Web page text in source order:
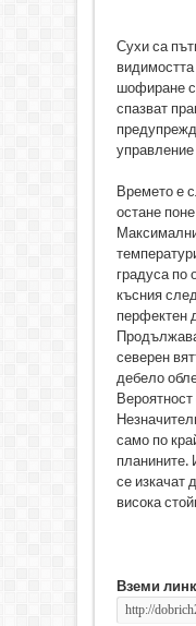
Сухи са
шофиране
спазват
Времето е
остане
градуса по
късния
перфектен
северен
дебело
само по
планините.
се изкачат
висока
Вземи